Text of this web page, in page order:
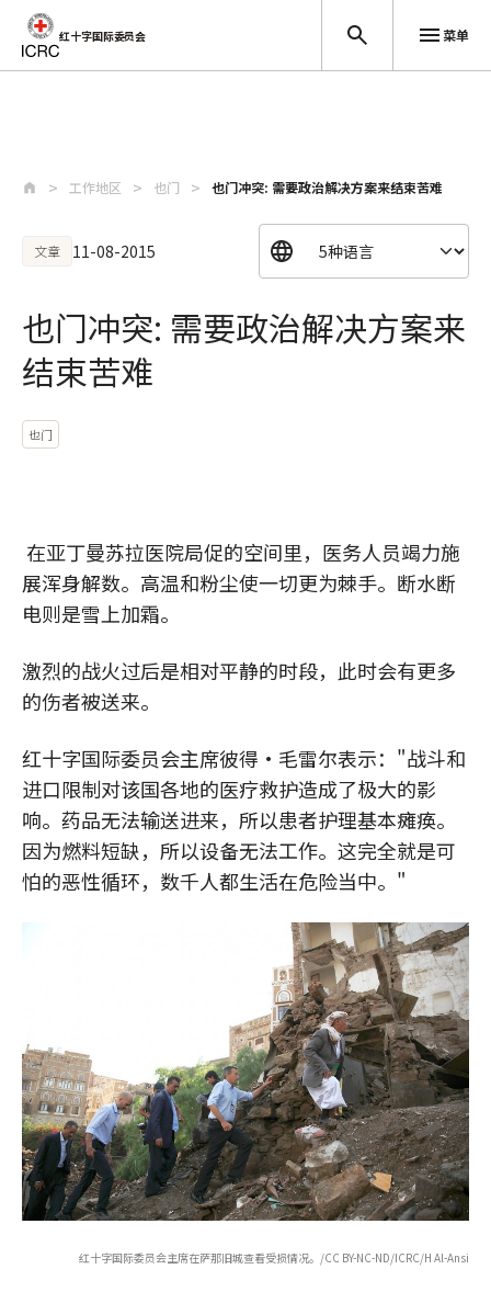
红十字国际委员会 菜单
工作地区 也门 也门冲突: 需要政治解决方案来结束苦难
文章 11-08-2015
也门冲突: 需要政治解决方案来
结束苦难
也门
在亚丁曼苏拉医院局促的空间里，医务人员竭力施
展浑身解数。高温和粉尘使一切更为棘手。断水断
电则是雪上加霜。
激烈的战火过后是相对平静的时段，此时会有更多
的伤者被送来。
红十字国际委员会主席彼得·毛雷尔表示："战斗和
进口限制对该国各地的医疗救护造成了极大的影
响。药品无法输送进来，所以患者护理基本瘫痪。
因为燃料短缺，所以设备无法工作。这完全就是可
怕的恶性循环，数千人都生活在危险当中。"
红十字国际委员会主席在萨那旧城查看受损情况。/CC BY-NC-ND/ICRC/H Al-Ansi